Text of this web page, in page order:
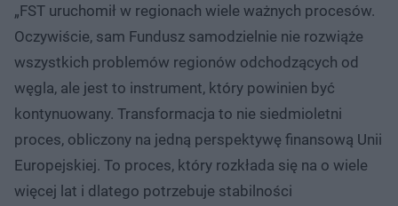
„FST uruchomił w regionach wiele ważnych procesów.
Oczywiście, sam Fundusz samodzielnie nie rozwiąże
wszystkich problemów regionów odchodzących od
węgla, ale jest to instrument, który powinien być
kontynuowany. Transformacja to nie siedmioletni
proces, obliczony na jedną perspektywę finansową Unii
Europejskiej. To proces, który rozkłada się na o wiele
więcej lat i dlatego potrzebuje stabilności